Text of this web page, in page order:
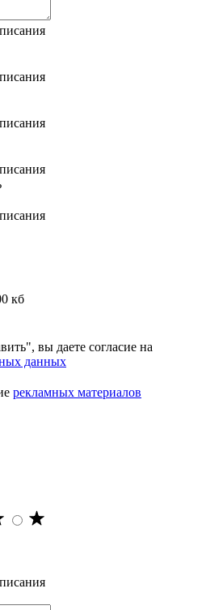
кб
вы даете согласие на
данных
рекламных материалов